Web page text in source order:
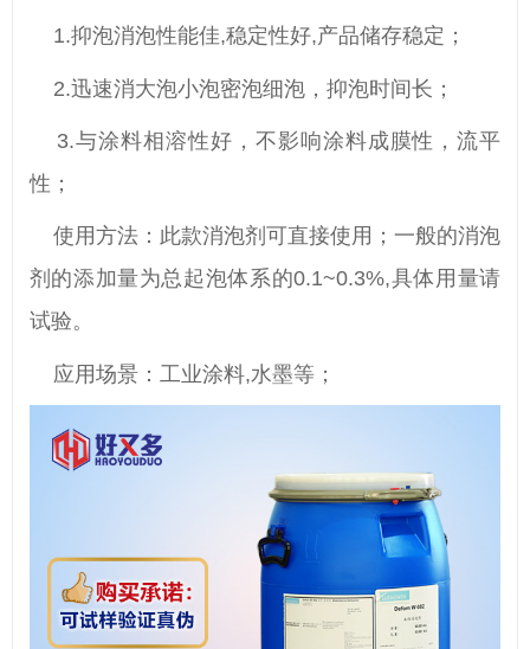
1.抑泡消泡性能佳,稳定性好,产品储存稳定；
2.迅速消大泡小泡密泡细泡，抑泡时间长；
3.与涂料相溶性好，不影响涂料成膜性，流平
性；
使用方法：此款消泡剂可直接使用；一般的消泡
剂的添加量为总起泡体系的0.1~0.3%,具体用量请
试验。
应用场景：工业涂料,水墨等；